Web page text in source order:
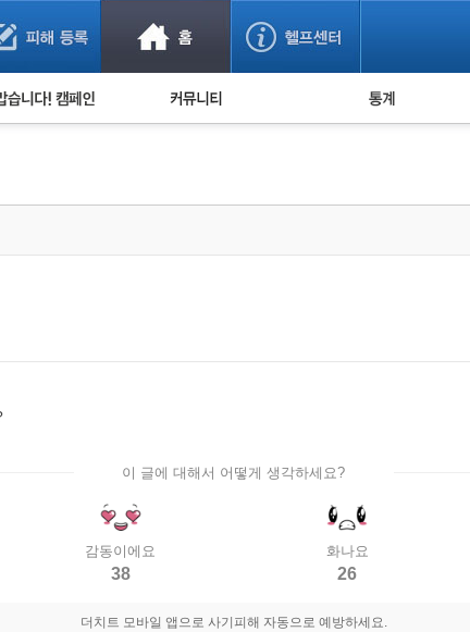
사기 예방했어요! 누적 피해사례 통계
이 글에 대해서 어떻게 생각하세요?
감동이에요
38
화나요
26
더치트 모바일 앱으로 사기피해 자동으로 예방하세요.